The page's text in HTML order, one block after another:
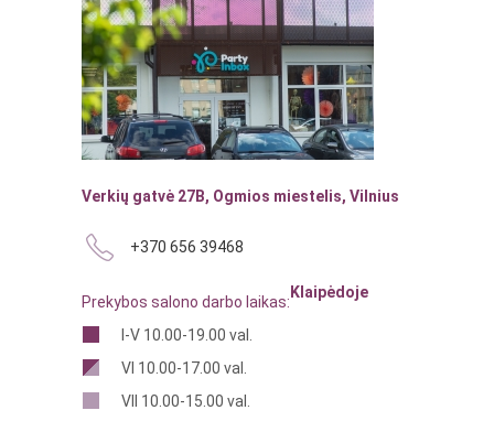
Verkių gatvė 27B, Ogmios miestelis, Vilnius
+370 656 39468
Prekybos salono darbo laikas:
I-V 10.00-19.00 val.
VI 10.00-17.00 val.
VII 10.00-15.00 val.
Klaipėdoje